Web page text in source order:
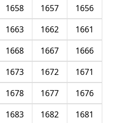
1656
1657
1658
1661
1662
1663
1666
1667
1668
1671
1672
1673
1676
1677
1678
1681
1682
1683